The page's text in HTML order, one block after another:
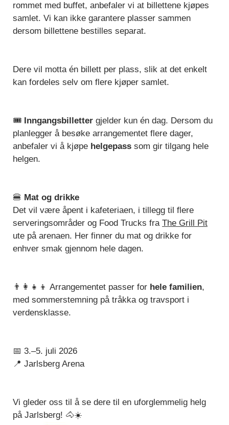
rommet med buffet, anbefaler vi at billettene kjøpes
samlet. Vi kan ikke garantere plasser sammen
dersom billettene bestilles separat.
Dere vil motta én billett per plass, slik at det enkelt
kan fordeles selv om flere kjøper samlet.
🎟️ Inngangsbilletter gjelder kun én dag. Dersom du
planlegger å besøke arrangementet flere dager,
anbefaler vi å kjøpe helgepass som gir tilgang hele
helgen.
🍔 Mat og drikke
Det vil være åpent i kafeteriaen, i tillegg til flere
serveringsområder og Food Trucks fra The Grill Pit
ute på arenaen. Her finner du mat og drikke for
enhver smak gjennom hele dagen.
👨‍👩‍👧‍👦 Arrangementet passer for hele familien,
med sommerstemning på tråkka og travsport i
verdensklasse.
📅 3.–5. juli 2026
📍 Jarlsberg Arena
Vi gleder oss til å se dere til en uforglemmelig helg
på Jarlsberg! 🐴☀️